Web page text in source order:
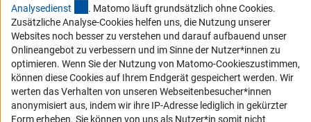
Vergabeverfahren
Barrierefreiheit
Service und Informationen für Menschen mit Behinderungen
Erklärung zur Barrierefreiheit
Barriere melden
Analysedienst (externer Link)
. Matomo läuft grundsätzlich ohne Cookies.
Zusätzliche Analyse-Cookies helfen uns, die Nutzung unserer
Websites noch besser zu verstehen und darauf aufbauend unser
Onlineangebot zu verbessern und im Sinne der Nutzer*innen zu
optimieren. Wenn Sie der Nutzung von Matomo-Cookieszustimmen,
können diese Cookies auf Ihrem Endgerät gespeichert werden. Wir
werten das Verhalten von unseren Webseitenbesucher*innen
anonymisiert aus, indem wir ihre IP-Adresse lediglich in gekürzter
Form erheben. Sie können von uns als Nutzer*in somit nicht